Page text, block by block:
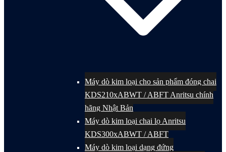
Máy dò kim loại cho sản phẩm đóng chai
KDS210xABWT / ABFT Anritsu chính
hãng Nhật Bản
Máy dò kim loại chai lọ Anritsu
KDS300xABWT / ABFT
Máy dò kim loại dạng đứng